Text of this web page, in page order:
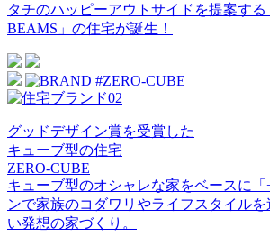
タチのハッピーアウトサイドを提案す
BEAMS」の住宅が誕生！
グッドデザイン賞を受賞した
キューブ型の住宅
ZERO-CUBE
キューブ型のオシャレな家をベースに「
ンで家族のコダワリやライフスタイル
い発想の家づくり。